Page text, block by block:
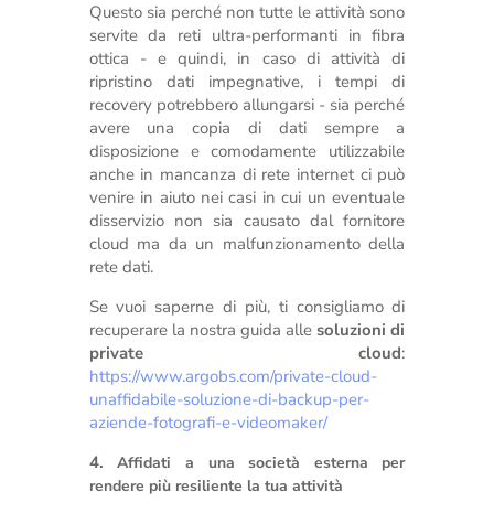
Questo sia perché non tutte le attività sono
servite da reti ultra-performanti in fibra
ottica - e quindi, in caso di attività di
ripristino dati impegnative, i tempi di
recovery potrebbero allungarsi - sia perché
avere una copia di dati sempre a
disposizione e comodamente utilizzabile
anche in mancanza di rete internet ci può
venire in aiuto nei casi in cui un eventuale
disservizio non sia causato dal fornitore
cloud ma da un malfunzionamento della
rete dati.
Se vuoi saperne di più, ti consigliamo di
recuperare la nostra guida allesoluzioni di
private cloud:
https://www.argobs.com/private-cloud-
unaffidabile-soluzione-di-backup-per-
aziende-fotografi-e-videomaker/
4.Affidati a una società esterna per
rendere più resiliente la tua attività